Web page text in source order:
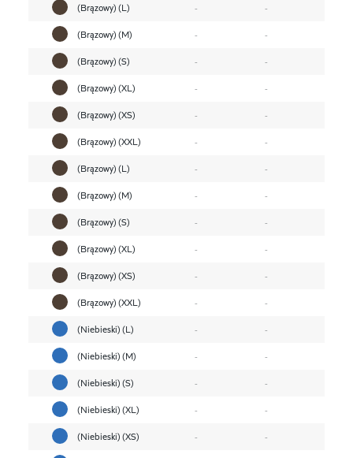
(Brązowy) (L)
-
-
(Brązowy) (M)
-
-
(Brązowy) (S)
-
-
(Brązowy) (XL)
-
-
(Brązowy) (XS)
-
-
(Brązowy) (XXL)
-
-
(Brązowy) (L)
-
-
(Brązowy) (M)
-
-
(Brązowy) (S)
-
-
(Brązowy) (XL)
-
-
(Brązowy) (XS)
-
-
(Brązowy) (XXL)
-
-
(Niebieski) (L)
-
-
(Niebieski) (M)
-
-
(Niebieski) (S)
-
-
(Niebieski) (XL)
-
-
(Niebieski) (XS)
-
-